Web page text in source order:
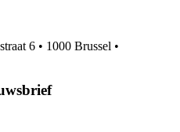
6 • 1000 Brussel •